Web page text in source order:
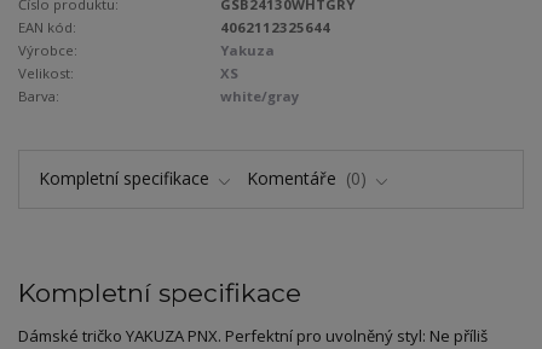
Číslo produktu:
GSB24130WHTGRY
EAN kód:
4062112325644
Výrobce:
Yakuza
Velikost:
XS
Barva:
white/gray
Kompletní specifikace Komentáře 0
Kompletní specifikace
Dámské tričko YAKUZA PNX. Perfektní pro uvolněný styl: Ne příliš